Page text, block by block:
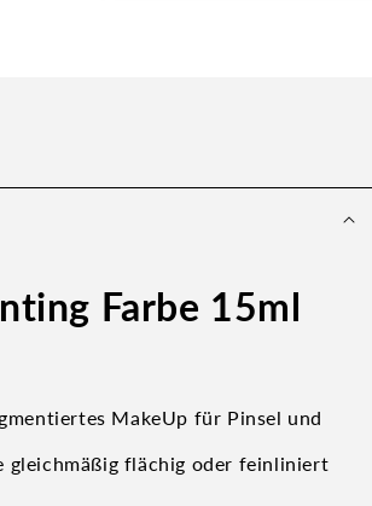
Farbe 15ml
MakeUp für Pinsel und
gleichmäßig flächig oder feinliniert